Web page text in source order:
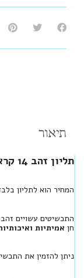
תיאור
תליון זהב 14 קראט משובץ אוניקס ירוק ויהלום תלוי
המחיר הוא לתליון
חן אמיתיות
ניתן להזמין את התכשיט בזהב 18 קראט